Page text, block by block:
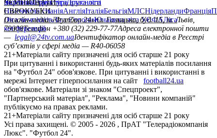
політикаСтруктура власності
УкраїнаПерша лігаДруга ліга
ЧЕМПІОНАТИ
НімеччинаІспаніяАнгліяІталіяБельгіяМЛСНідерландиФранція
ЄВРОКУБКИ
Ліга чемпіонівЛіга ЄвропиЮнацька ліга УЄФАЛіга
конференцій
Онлайн-медіа «Футбол 24»пл. Галицька, буд. 15, м. Львів,
79008Телефон +380 (32) 229-77-77Адреса електронної пошти
— legal@24tv.com.uaІдентифікатор онлайн-медіа в Реєстрі
суб’єктів у сфері медіа — R40-06058
21+Матеріали сайту призначені для осіб старше 21 року
При цитуванні і використанні будь-яких матеріалів посилання
на "Футбол 24" обов'язкове. При цитуванні і використанні в
мережі Інтернет гіперпосилання на сайт
football24.ua
обов'язкове. Матеріали зі знаком "Спецпроект",
"Партнерський матеріал", "Реклама", "Новини компаній"
публікуємо на правах реклами.
21+Матеріали сайту призначені для осіб старше 21 року
Усi права захищенi. © 2005 - 2026 , ПрАТ "Телерадіокомпанія
Люкс". "Футбол 24".